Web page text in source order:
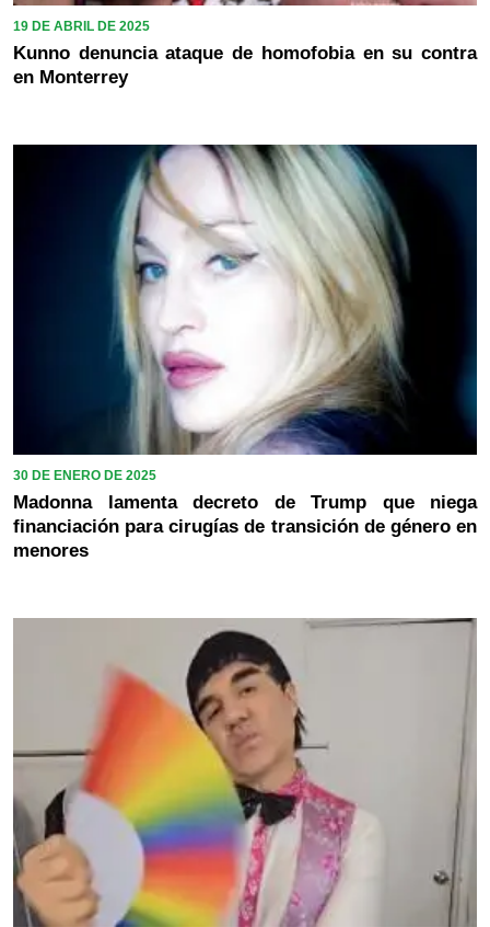
19 DE ABRIL DE 2025
Kunno denuncia ataque de homofobia en su contra
en Monterrey
30 DE ENERO DE 2025
Madonna lamenta decreto de Trump que niega
financiación para cirugías de transición de género en
menores